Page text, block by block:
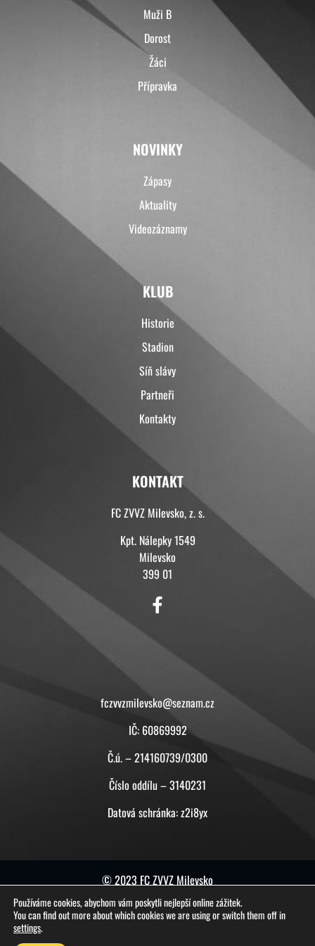
Muži B
Dorost
Žáci
Přípravka
NOVINKY
Zápasy
Aktuality
Videozáznamy
KLUB
Historie
Stadion
Síň slávy
Partneři
Kontakty
KONTAKT
FC ZVVZ Milevsko, z. s.
Kpt. Nálepky 1549
Milevsko
399 01
fczvvzmilevsko@seznam.cz
IČ: 60869992
Č.ú. – 214160739/0300
Číslo oddílu – 3140231
Datová schránka: z2i8yx
© 2023 FC ZVVZ Milevsko
tuto stránku vytvořil a spravujeON-BOARD
Používáme cookies, abychom vám poskytli nejlepší online zážitek.
You can find out more about which cookies we are using or switch them off in
settings.